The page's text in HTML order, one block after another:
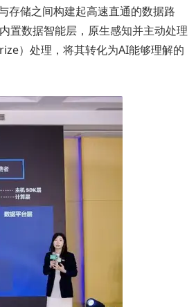
存储之间构建起高速直通的数据路
置数据智能层，原生感知并主动处理
）处理，将其转化为AI能够理解的